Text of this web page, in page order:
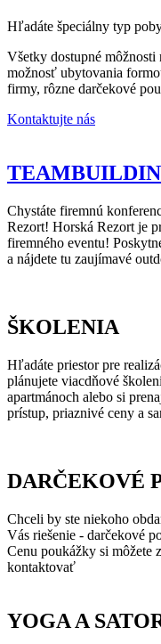
Hľadáte špeciálny typ
Všetky dostupné môžnosti
možnosť ubytovania
firmy, rôzne darčekové
Kontaktujte nás
Chystáte firemnú
Rezort! Horská Rezort je
firemného eventu!
a nájdete tu zaujímavé
ŠKOLENIA
Hľadáte priestor pre
plánujete viacdňové
apartmánoch alebo si
prístup, priaznivé ceny a
DARČEKOVÉ
Chceli by ste niekoho
Vás riešenie - darčekové
Cenu poukážky si môžete
kontaktovať
YOGA A